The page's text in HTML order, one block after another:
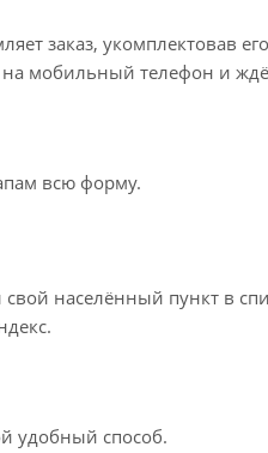
заказ, укомплектовав
мобильный телефон и
всю форму.
населённый пункт в
удобный способ.